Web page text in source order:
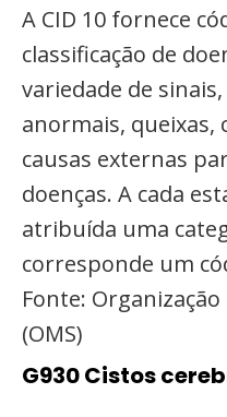
A CID 10 fornece
classificação de
variedade de
anormais, queixas,
causas externas
doenças. A cada
atribuída uma
corresponde um
Fonte:
(OMS)
G930 Cistos